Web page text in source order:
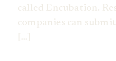
called Encubation.
companies can
[…]